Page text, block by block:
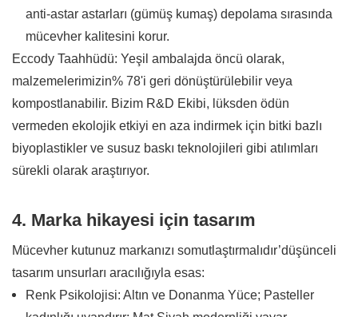
anti-astar astarları (gümüş kumaş) depolama sırasında
mücevher kalitesini korur.
Eccody Taahhüdü: Yeşil ambalajda öncü olarak,
malzemelerimizin% 78'i geri dönüştürülebilir veya
kompostlanabilir. Bizim R&D Ekibi, lüksden ödün
vermeden ekolojik etkiyi en aza indirmek için bitki bazlı
biyoplastikler ve susuz baskı teknolojileri gibi atılımları
sürekli olarak araştırıyor.
4. Marka hikayesi için tasarım
Mücevher kutunuz markanızı somutlaştırmalıdır’düşünceli
tasarım unsurları aracılığıyla esas:
Renk Psikolojisi: Altın ve Donanma Yüce; Pasteller